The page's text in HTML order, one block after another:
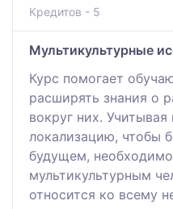
Кредитов - 5
Мультикультурные
Курс помогает
расширять знания о
вокруг них.
локализацию, чтобы
будущем, необходимо
мультикультурным
относится ко всему